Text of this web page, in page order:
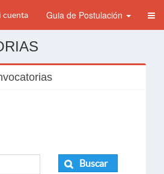
cuenta Guia de Postulación
Buscar